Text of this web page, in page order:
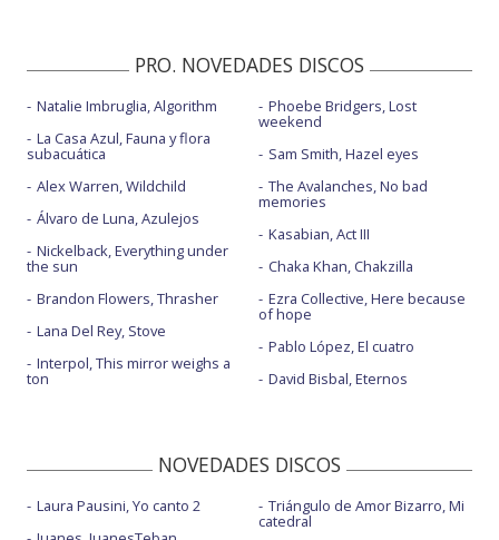
PRO. NOVEDADES DISCOS
Natalie Imbruglia, Algorithm
La Casa Azul, Fauna y flora
subacuática
Alex Warren, Wildchild
Álvaro de Luna, Azulejos
Nickelback, Everything under
the sun
Brandon Flowers, Thrasher
Lana Del Rey, Stove
Interpol, This mirror weighs a
ton
Phoebe Bridgers, Lost
weekend
Sam Smith, Hazel eyes
The Avalanches, No bad
memories
Kasabian, Act III
Chaka Khan, Chakzilla
Ezra Collective, Here because
of hope
Pablo López, El cuatro
David Bisbal, Eternos
NOVEDADES DISCOS
Laura Pausini, Yo canto 2
Triángulo de Amor Bizarro, Mi
catedral